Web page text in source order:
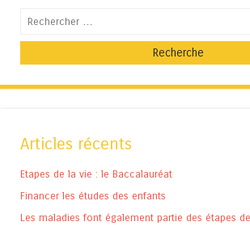
Recherche
Articles récents
Etapes de la vie : le Baccalauréat
Financer les études des enfants
Les maladies font également partie des étapes